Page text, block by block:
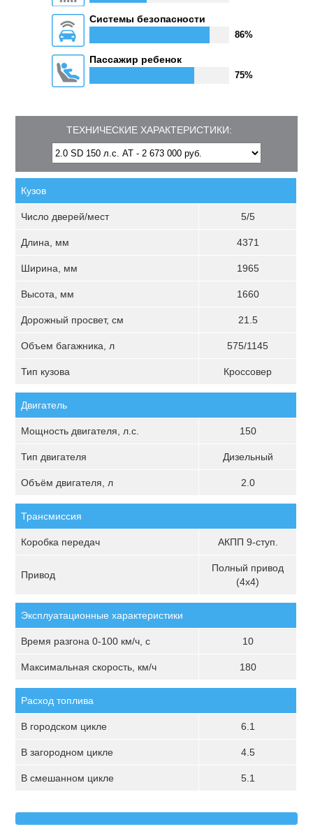
Системы безопасности
86%
Пассажир ребенок
75%
ТЕХНИЧЕСКИЕ ХАРАКТЕРИСТИКИ:
Кузов
Число дверей/мест 5/5
Длина, мм 4371
Ширина, мм 1965
Высота, мм 1660
Дорожный просвет, см 21.5
Объем багажника, л 575/1145
Тип кузова Кроссовер
Двигатель
Мощность двигателя, л.с. 150
Тип двигателя Дизельный
Объём двигателя, л 2.0
Трансмиссия
Коробка передач АКПП 9-ступ.
Привод
Полный привод
(4х4)
Эксплуатационные характеристики
Время разгона 0-100 км/ч, с 10
Максимальная скорость, км/ч 180
Расход топлива
В городском цикле 6.1
В загородном цикле 4.5
В смешанном цикле 5.1